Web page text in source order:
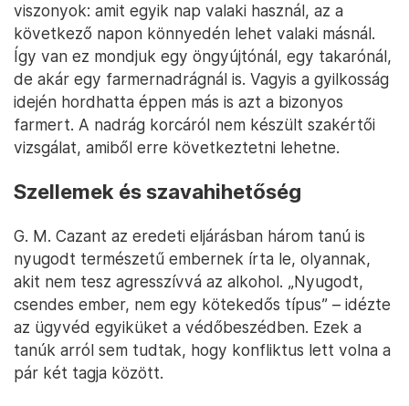
viszonyok: amit egyik nap valaki használ, az a
következő napon könnyedén lehet valaki másnál.
Így van ez mondjuk egy öngyújtónál, egy takarónál,
de akár egy farmernadrágnál is. Vagyis a gyilkosság
idején hordhatta éppen más is azt a bizonyos
farmert. A nadrág korcáról nem készült szakértői
vizsgálat, amiből erre következtetni lehetne.
Szellemek és szavahihetőség
G. M. Cazant az eredeti eljárásban három tanú is
nyugodt természetű embernek írta le, olyannak,
akit nem tesz agresszívvá az alkohol. „Nyugodt,
csendes ember, nem egy kötekedős típus” – idézte
az ügyvéd egyiküket a védőbeszédben. Ezek a
tanúk arról sem tudtak, hogy konfliktus lett volna a
pár két tagja között.